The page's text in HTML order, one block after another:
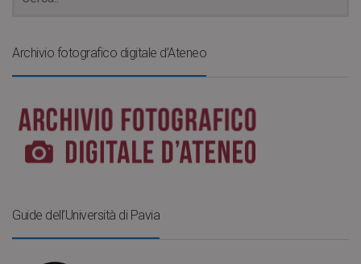
Archivio fotografico digitale d’Ateneo
Guide dell’Università di Pavia